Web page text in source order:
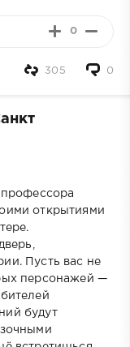
0
0
305
профессора
открытиями
Пусть вас не
персонажей —
будут